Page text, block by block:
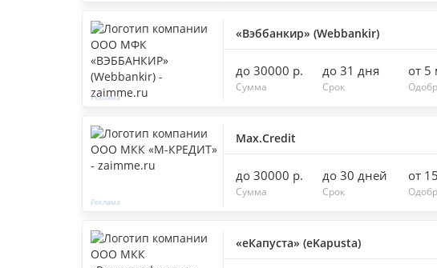
«Вэббанкир» (Webbankir)
до 30000 р.
Сумма
до 31 дня
Срок
от 5
Max.Credit
до 30000 р.
Сумма
до 30 дней
Срок
от
«еКапуста» (eKapusta)